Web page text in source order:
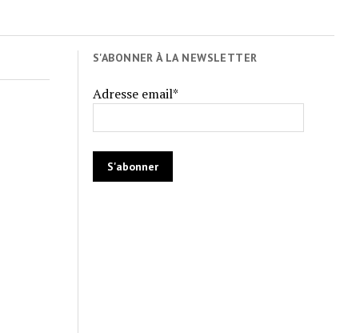
S'ABONNER À LA NEWSLETTER
Adresse email*